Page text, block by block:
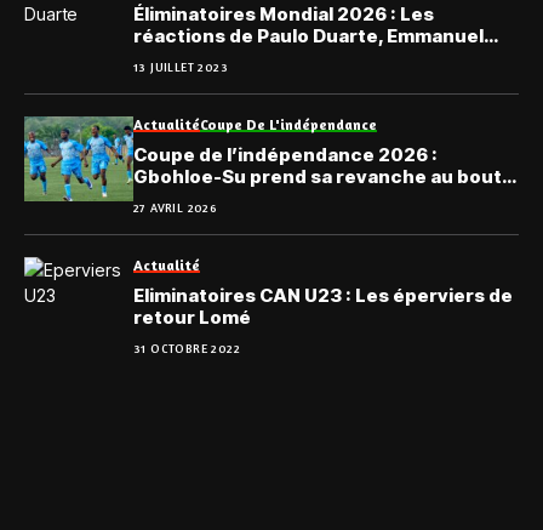
Éliminatoires Mondial 2026 : Les
réactions de Paulo Duarte, Emmanuel
Adebayor et El Hadji Diouf à l’issue du
tirage
13 JUILLET 2023
ActualitéCoupe De L'indépendance
Coupe de l’indépendance 2026 :
Gbohloe-Su prend sa revanche au bout
du suspense
27 AVRIL 2026
Actualité
Eliminatoires CAN U23 : Les éperviers de
retour Lomé
31 OCTOBRE 2022